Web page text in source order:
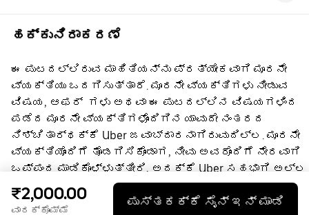
ಹಕ್ಕುನಿರಾಕರಣೆ
ಈ ಪುಟದಲ್ಲಿರುವ ಮಾಹಿತಿಯನ್ನು ಪ್ರತ್ಯೇಕವಾಗಿ ಮೂರನೇ
ವ್ಯಕ್ತಿಯು ಒದಗಿಸುತ್ತಾರೆ. ಮೂರನೇ ವ್ಯಕ್ತಿಗಳು ನೀಡುವ
ವಿಷಯ, ಆಫರ್ ‌ ಗಳು ಅಥವಾ ಈ ಪುಟದಲ್ಲಿನ ವಿಷಯಗಳಿಂದ
ಪಡೆದ ಮೂರನೇ ವ್ಯಕ್ತಿಗಳೊಂದಿಗಿನ ಯಾವುದೇ ನಂತರದ
ನಿಶ್ಚಿತಾರ್ಥಕ್ಕೆ Uber ಜವಾಬ್ದಾರನಾಗಿರುವುದಿಲ್ಲ. ಮೂರನೇ
ವ್ಯಕ್ತಿಯೊಂದಿಗೆ ತೊಡಗಿಸಿಕೊಂಡಾಗ, ನೀವು ಅವರೊಂದಿಗೆ ನೇರವಾಗಿ
ಒಪ್ಪಂದ ಮಾಡಿಕೊಳ್ಳುತ್ತೀರಿ, ಅದಕ್ಕೆ Uber ಸಹಭಾಗಿ ಅಲ್ಲ.
ಪ್ರಶ್ನೆಗಳಿಗೆ, ದಯವಿಟ್ಟು ನೇರವಾಗಿ ಮೂರನೇ
ವ್ಯಕ್ತಿಯನ್ನು ಸಂಪರ್ಕಿಸಿ.
₹2,000.00
ವಾರಕ್ಕೊಮ್ಮೆ
ಪುಸ್ತಕಕ್ಕೆ ಸೈನ್ ಇನ್ ಮಾಡಿ